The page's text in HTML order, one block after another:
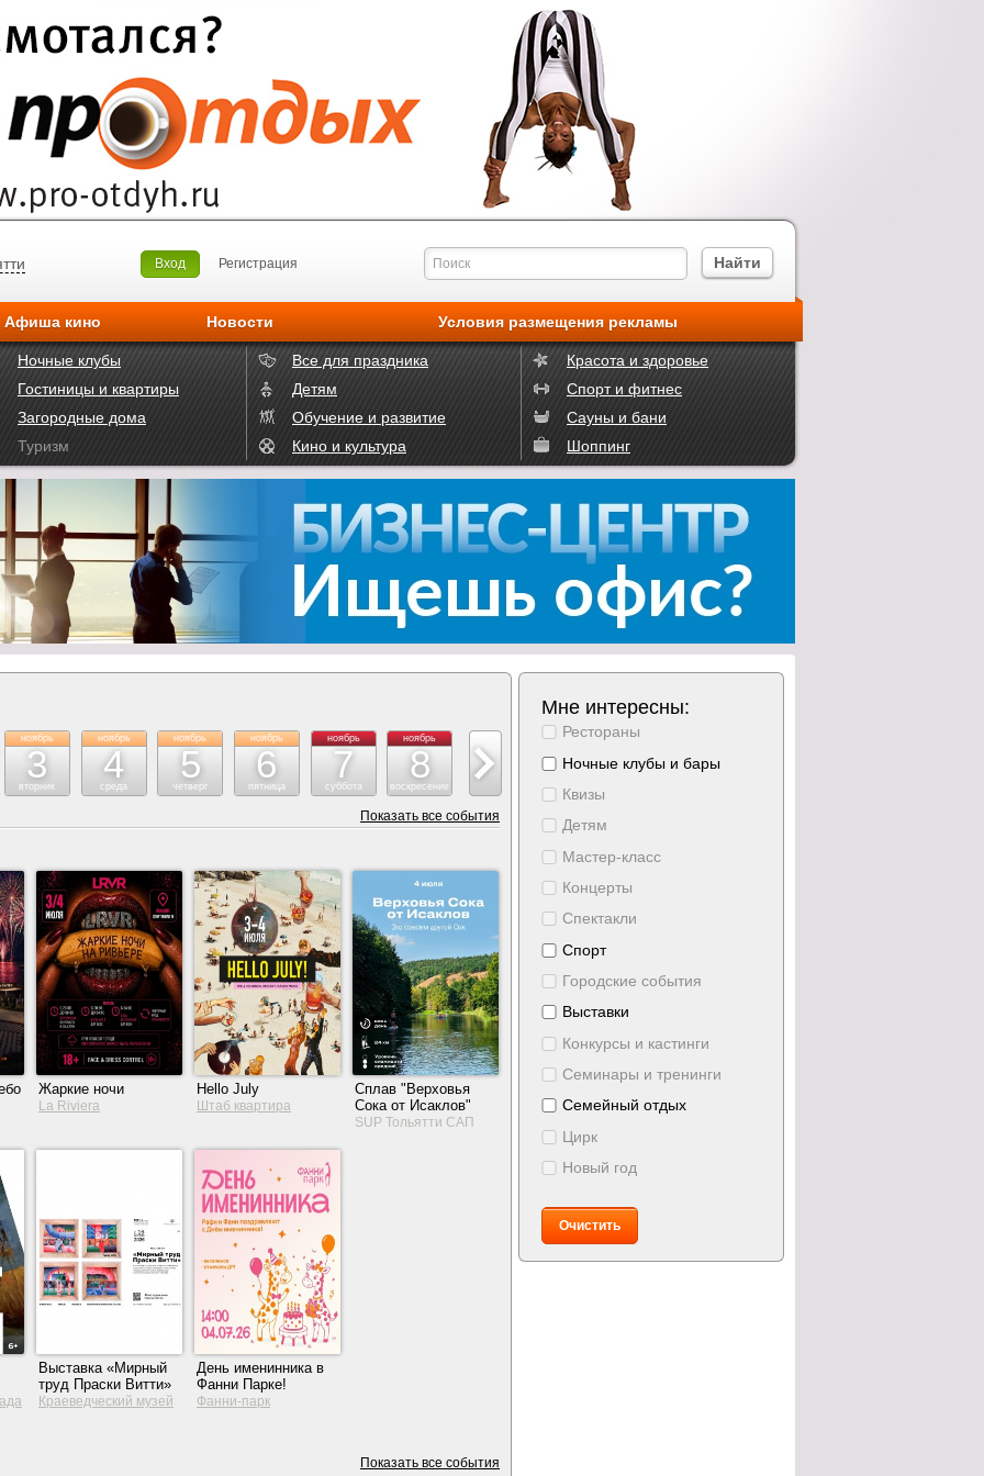
Вход Регистрация
Афиша кино Новости Условия размещения рекламы
Ночные клубы Все для праздника
Красота и здоровье
Гостиницы и квартиры Детям
Спорт и фитнес
Загородные дома Обучение и развитие
Сауны и бани
Туризм Кино и культура Шоппинг
ноябрь
3
вторник
ноябрь
4
среда
ноябрь
5
четверг
ноябрь
6
пятница
ноябрь
7
суббота
ноябрь
8
воскресение
9
ноябрь
10
вторник
ноябрь
11 12
Показать все события
Жаркие ночи
La Riviera
Hello July
Штаб квартира
Сплав "Верховья
Сока от Исаклов"
SUP Тольятти САП
Выставка «Мирный
труд Праски Витти»
Краеведческий музей
День именинника в
Фанни Парке!
Фанни-парк
Показать все события
Мне интересны:
Рестораны
Ночные клубы и бары
Квизы
Детям
Мастер-класс
Концерты
Спектакли
Спорт
Городские события
Выставки
Конкурсы и кастинги
Семинары и тренинги
Семейный отдых
Цирк
Новый год
Очистить